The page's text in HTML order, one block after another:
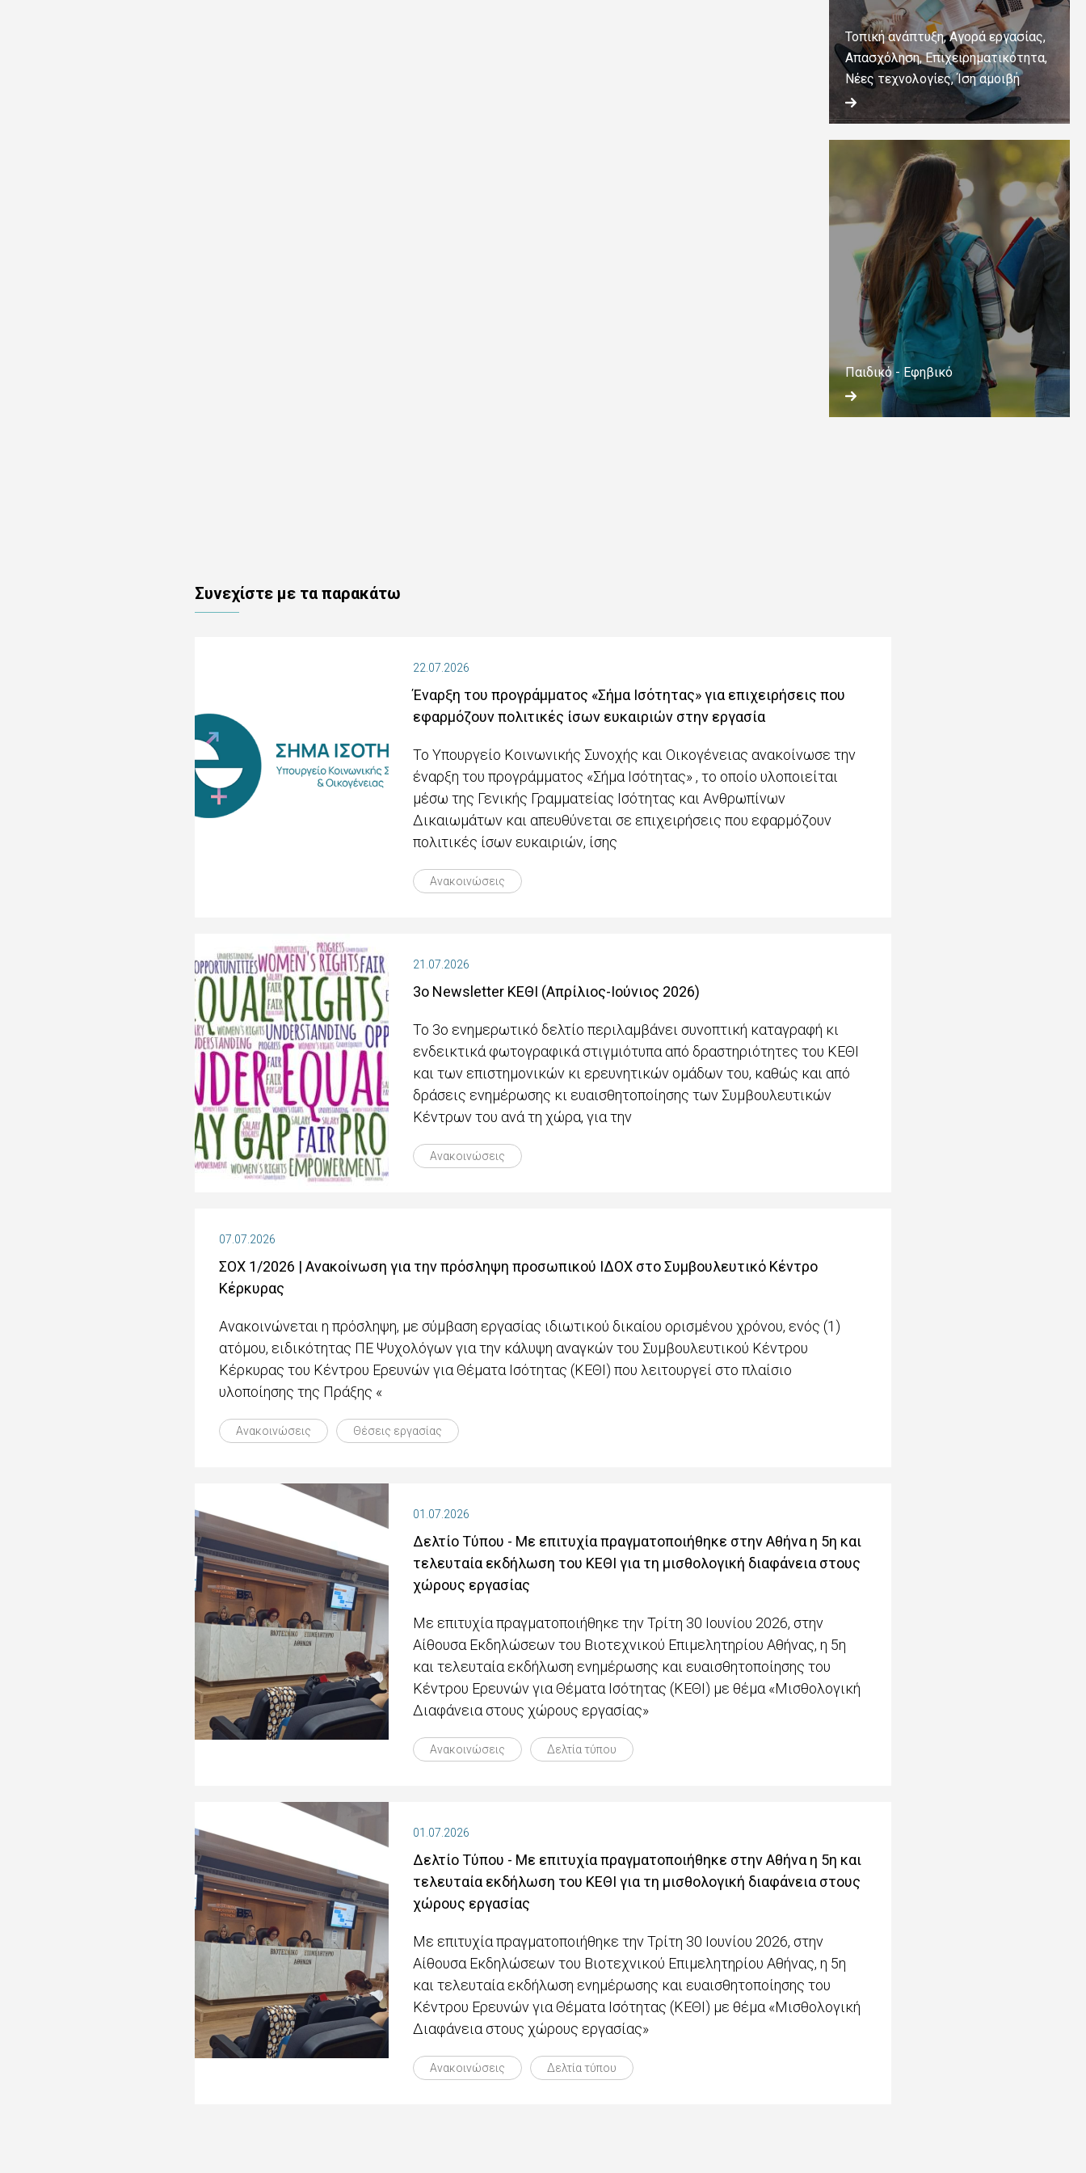
Τοπική ανάπτυξη, Αγορά εργασίας,
Απασχόληση, Επιχειρηματικότητα,
Νέες τεχνολογίες, Ίση αμοιβή
Παιδικό - Εφηβικό
Συνεχίστε με τα παρακάτω
22.07.2026
Έναρξη του προγράμματος «Σήμα Ισότητας» για επιχειρήσεις που
εφαρμόζουν πολιτικές ίσων ευκαιριών στην εργασία
Το Υπουργείο Κοινωνικής Συνοχής και Οικογένειας ανακοίνωσε την
έναρξη του προγράμματος «Σήμα Ισότητας» , το οποίο υλοποιείται
μέσω της Γενικής Γραμματείας Ισότητας και Ανθρωπίνων
Δικαιωμάτων και απευθύνεται σε επιχειρήσεις που εφαρμόζουν
πολιτικές ίσων ευκαιριών, ίσης
Ανακοινώσεις
21.07.2026
3ο Newsletter ΚΕΘΙ (Απρίλιος-Ιούνιος 2026)
Το 3ο ενημερωτικό δελτίο περιλαμβάνει συνοπτική καταγραφή κι
ενδεικτικά φωτογραφικά στιγμιότυπα από δραστηριότητες του ΚΕΘΙ
και των επιστημονικών κι ερευνητικών ομάδων του, καθώς και από
δράσεις ενημέρωσης κι ευαισθητοποίησης των Συμβουλευτικών
Κέντρων του ανά τη χώρα, για την
Ανακοινώσεις
07.07.2026
ΣΟΧ 1/2026 | Ανακοίνωση για την πρόσληψη προσωπικού ΙΔΟΧ στο Συμβουλευτικό Κέντρο
Κέρκυρας
Ανακοινώνεται η πρόσληψη, με σύμβαση εργασίας ιδιωτικού δικαίου ορισμένου χρόνου, ενός (1)
ατόμου, ειδικότητας ΠΕ Ψυχολόγων για την κάλυψη αναγκών του Συμβουλευτικού Κέντρου
Κέρκυρας του Κέντρου Ερευνών για Θέματα Ισότητας (ΚΕΘΙ) που λειτουργεί στο πλαίσιο
υλοποίησης της Πράξης «
Ανακοινώσεις Θέσεις εργασίας
01.07.2026
Δελτίο Τύπου - Με επιτυχία πραγματοποιήθηκε στην Αθήνα η 5η και
τελευταία εκδήλωση του ΚΕΘΙ για τη μισθολογική διαφάνεια στους
χώρους εργασίας
Με επιτυχία πραγματοποιήθηκε την Τρίτη 30 Ιουνίου 2026, στην
Αίθουσα Εκδηλώσεων του Βιοτεχνικού Επιμελητηρίου Αθήνας, η 5η
και τελευταία εκδήλωση ενημέρωσης και ευαισθητοποίησης του
Κέντρου Ερευνών για Θέματα Ισότητας (ΚΕΘΙ) με θέμα «Μισθολογική
Διαφάνεια στους χώρους εργασίας»
Ανακοινώσεις Δελτία τύπου
01.07.2026
Δελτίο Τύπου - Με επιτυχία πραγματοποιήθηκε στην Αθήνα η 5η και
τελευταία εκδήλωση του ΚΕΘΙ για τη μισθολογική διαφάνεια στους
χώρους εργασίας
Με επιτυχία πραγματοποιήθηκε την Τρίτη 30 Ιουνίου 2026, στην
Αίθουσα Εκδηλώσεων του Βιοτεχνικού Επιμελητηρίου Αθήνας, η 5η
και τελευταία εκδήλωση ενημέρωσης και ευαισθητοποίησης του
Κέντρου Ερευνών για Θέματα Ισότητας (ΚΕΘΙ) με θέμα «Μισθολογική
Διαφάνεια στους χώρους εργασίας»
Ανακοινώσεις Δελτία τύπου